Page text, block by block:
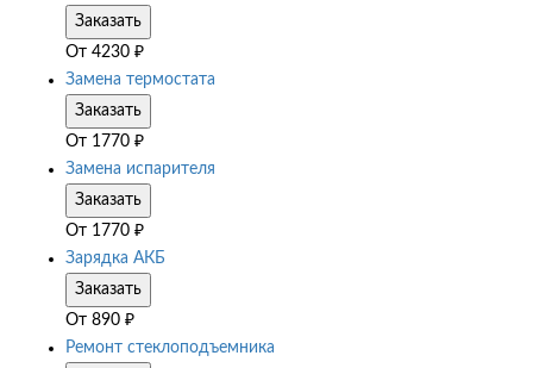
Заказать
От 4230 ₽
Замена термостата
Заказать
От 1770 ₽
Замена испарителя
Заказать
От 1770 ₽
Зарядка АКБ
Заказать
От 890 ₽
Ремонт стеклоподъемника